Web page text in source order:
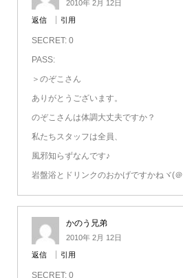
2010年 2月 12日
返信 引用
SECRET: 0
PASS:
＞のぞこさん
ありがとうございます。
のぞこさんは体調大丈夫ですか？
私たちスタッフは全員、
風邪知らずなんです♪
岩盤浴とドリンクのおかげですかねヾ(
かのう兄弟
2010年 2月 12日
返信 引用
SECRET: 0